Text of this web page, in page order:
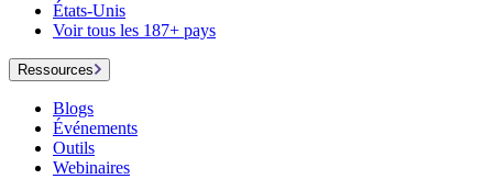
États-Unis
Voir tous les 187+ pays
Ressources
Blogs
Événements
Outils
Webinaires